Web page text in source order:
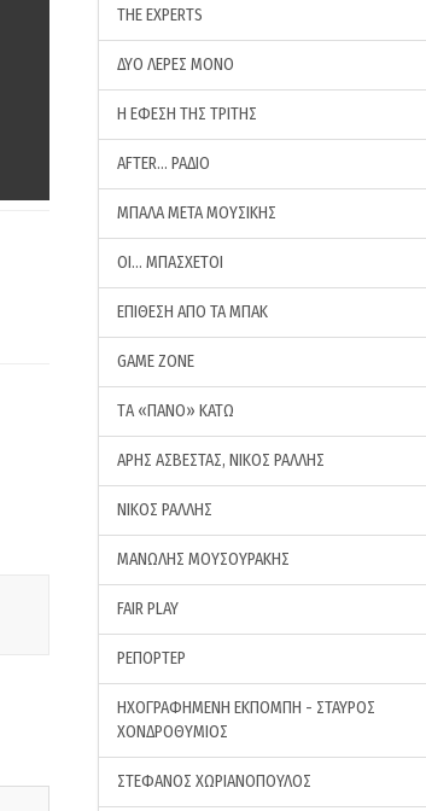
THE EXPERTS
ΔΥΟ ΛΕΡΕΣ ΜΟΝΟ
Η ΕΦΕΣΗ ΤΗΣ ΤΡΙΤΗΣ
AFTER… ΡΑΔΙΟ
ΜΠΑΛΑ ΜΕΤΑ ΜΟΥΣΙΚΗΣ
ΟΙ… ΜΠΑΣΧΕΤΟΙ
ΕΠΙΘΕΣΗ ΑΠΟ ΤΑ ΜΠΑΚ
GAME ZONE
ΤA «ΠΑΝΟ» ΚΑΤΩ
ΑΡΗΣ ΑΣΒΕΣΤΑΣ, ΝΙΚΟΣ ΡΑΛΛΗΣ
ΝΙΚΟΣ ΡΑΛΛΗΣ
ΜΑΝΩΛΗΣ ΜΟΥΣΟΥΡΑΚΗΣ
FAIR PLAY
ΡΕΠΟΡΤΕΡ
ΗΧΟΓΡΑΦΗΜΕΝΗ ΕΚΠΟΜΠΗ - ΣΤΑΥΡΟΣ
ΧΟΝΔΡΟΘΥΜΙΟΣ
ΣΤΕΦΑΝΟΣ ΧΩΡΙΑΝΟΠΟΥΛΟΣ